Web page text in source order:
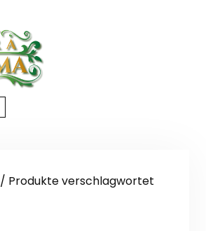
/ Produkte verschlagwortet